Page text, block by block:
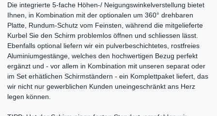
Die integrierte 5-fache Höhen-/ Neigungswinkelverstellung bietet
Ihnen, in Kombination mit der optionalen um 360° drehbaren
Platte, Rundum-Schutz vom Feinsten, während die mitgelieferte
Kurbel Sie den Schirm problemlos öffnen und schliessen lässt.
Ebenfalls optional liefern wir ein pulverbeschichtetes, rostfreies
Aluminiumgestänge, welches den hochwertigen Bezug perfekt
ergänzt und - vor allem in Kombination mit unseren separat oder
im Set erhätlichen Schirmständern - ein Komplettpaket liefert, das
wir nicht nur gewerblichen Kunden uneingeschränkt ans Herz
legen können.